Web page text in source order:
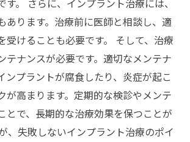
す。 さらに、インプラント治療には、
あります。治療前に医師と相談し、適
受けることも必要です。 そして、治療
テナンスが必要です。適切なメンテナ
ンプラントが腐食したり、炎症が起こ
が高まります。定期的な検診やメンテ
とで、長期的な治療効果を保つことが
、失敗しないインプラント治療のポイ